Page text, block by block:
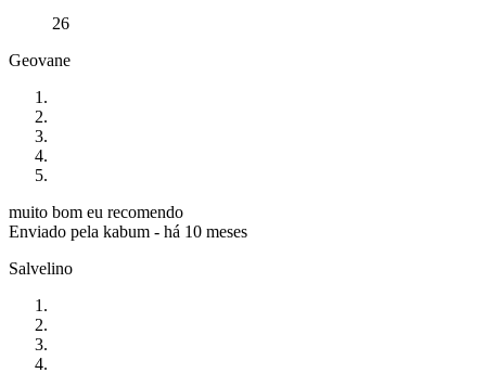
26
Geovane
muito bom eu recomendo
Enviado pela kabum - há 10 meses
Salvelino